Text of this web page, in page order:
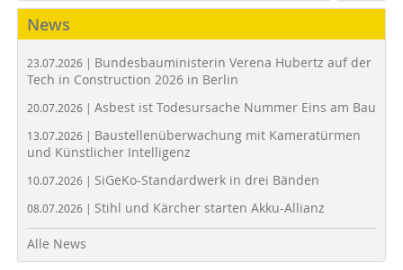
News
23.07.2026 | Bundesbauministerin Verena Hubertz auf der
Tech in Construction 2026 in Berlin
20.07.2026 | Asbest ist Todesursache Nummer Eins am Bau
13.07.2026 | Baustellenüberwachung mit Kameratürmen
und Künstlicher Intelligenz
10.07.2026 | SiGeKo-Standardwerk in drei Bänden
08.07.2026 | Stihl und Kärcher starten Akku-Allianz
Alle News